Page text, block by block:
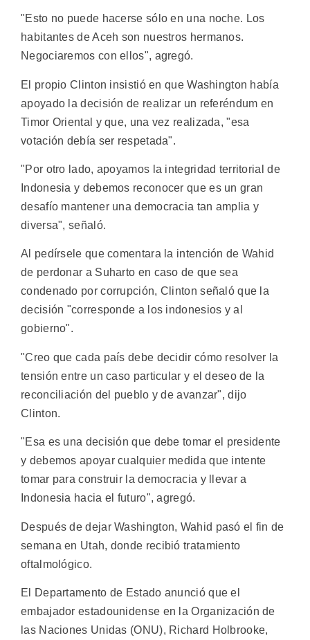
"Esto no puede hacerse sólo en una noche. Los
habitantes de Aceh son nuestros hermanos.
Negociaremos con ellos", agregó.
El propio Clinton insistió en que Washington había
apoyado la decisión de realizar un referéndum en
Timor Oriental y que, una vez realizada, "esa
votación debía ser respetada".
"Por otro lado, apoyamos la integridad territorial de
Indonesia y debemos reconocer que es un gran
desafío mantener una democracia tan amplia y
diversa", señaló.
Al pedírsele que comentara la intención de Wahid
de perdonar a Suharto en caso de que sea
condenado por corrupción, Clinton señaló que la
decisión "corresponde a los indonesios y al
gobierno".
"Creo que cada país debe decidir cómo resolver la
tensión entre un caso particular y el deseo de la
reconciliación del pueblo y de avanzar", dijo
Clinton.
"Esa es una decisión que debe tomar el presidente
y debemos apoyar cualquier medida que intente
tomar para construir la democracia y llevar a
Indonesia hacia el futuro", agregó.
Después de dejar Washington, Wahid pasó el fin de
semana en Utah, donde recibió tratamiento
oftalmológico.
El Departamento de Estado anunció que el
embajador estadounidense en la Organización de
las Naciones Unidas (ONU), Richard Holbrooke,